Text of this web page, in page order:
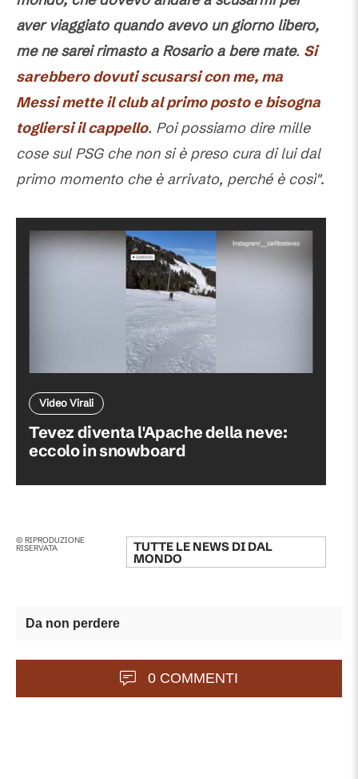
aver viaggiato quando avevo un giorno libero,
me ne sarei rimasto a Rosario a bere mate. Si
sarebbero dovuti scusarsi con me, ma
Messi mette il club al primo posto e bisogna
togliersi il cappello. Poi possiamo dire mille
cose sul PSG che non si è preso cura di lui dal
primo momento che è arrivato, perché è così".
Video Virali
Tevez diventa l'Apache della neve:
eccolo in snowboard
© RIPRODUZIONE
RISERVATA TUTTE LE NEWS DI DAL
MONDO
Da non perdere
0 COMMENTI